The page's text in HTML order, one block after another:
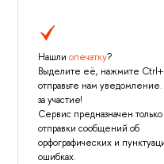
Нашли опечатку?
Выделите её, нажмите
отправьте нам
за участие!
Сервис предназначен только
отправки сообщений об
орфографических и
ошибках.